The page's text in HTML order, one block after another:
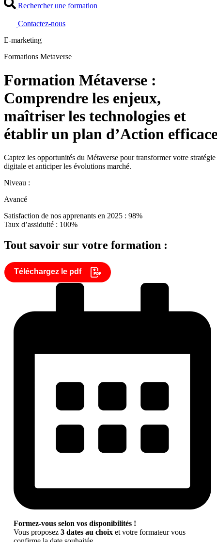
Rechercher une formation
Contactez-nous
E-marketing
Formations Metaverse
Formation Métaverse :
Comprendre les enjeux,
maîtriser les technologies et
établir un plan d’Action
Captez les opportunités du Métaverse pour transformer votre stratégie
digitale et anticiper les évolutions marché.
Niveau :
Avancé
Satisfaction de nos apprenants en 2025 : 98%
Taux d’assiduité : 100%
Tout savoir sur votre formation :
Téléchargez le pdf
Formez-vous selon vos disponibilités !
Vous proposez 3 dates au choix et votre formateur vous